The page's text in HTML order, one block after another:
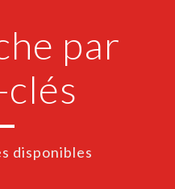
par
disponibles